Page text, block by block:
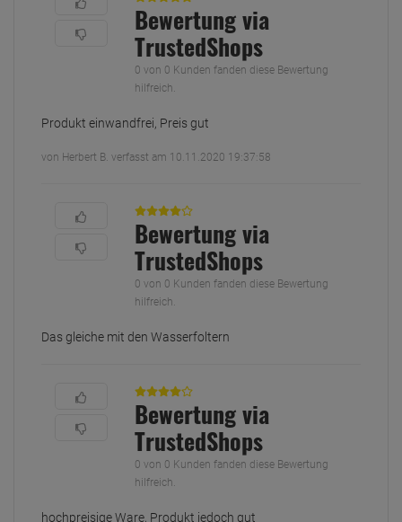
Bewertung via
TrustedShops
0 von 0 Kunden fanden diese Bewertung
hilfreich.
Produkt einwandfrei, Preis gut
von Herbert B. verfasst am 10.11.2020 19:37:58
Bewertung via
TrustedShops
0 von 0 Kunden fanden diese Bewertung
hilfreich.
Das gleiche mit den Wasserfoltern
Bewertung via
TrustedShops
0 von 0 Kunden fanden diese Bewertung
hilfreich.
hochpreisige Ware, Produkt jedoch gut